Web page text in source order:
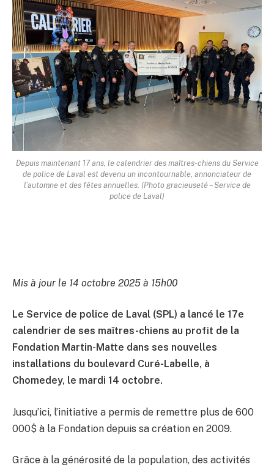
Depuis maintenant 17 ans, le calendrier des maîtres-chiens du Service
de police de Laval est devenu un incontournable, annonciateur de
l’automne et des fêtes annuelles. (Photo gracieuseté – Service de
police de Laval)
Mis à jour le 14 octobre 2025 à 15h00
Le Service de police de Laval (SPL) a lancé le 17e
calendrier de ses maîtres-chiens au profit de la
Fondation Martin-Matte dans ses nouvelles
installations du boulevard Curé-Labelle, à
Chomedey, le mardi 14 octobre.
Jusqu’ici, l’initiative a permis de remettre plus de 600
000$ à la Fondation depuis sa création en 2009.
Grâce à la générosité de la population, des activités